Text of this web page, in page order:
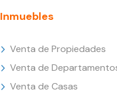
Inmuebles
Venta de Propiedades
Venta de
Venta de Casas